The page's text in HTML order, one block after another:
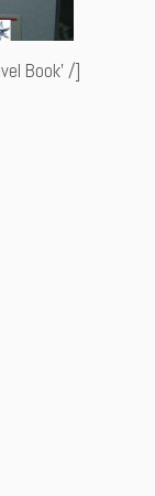
Book’ /]